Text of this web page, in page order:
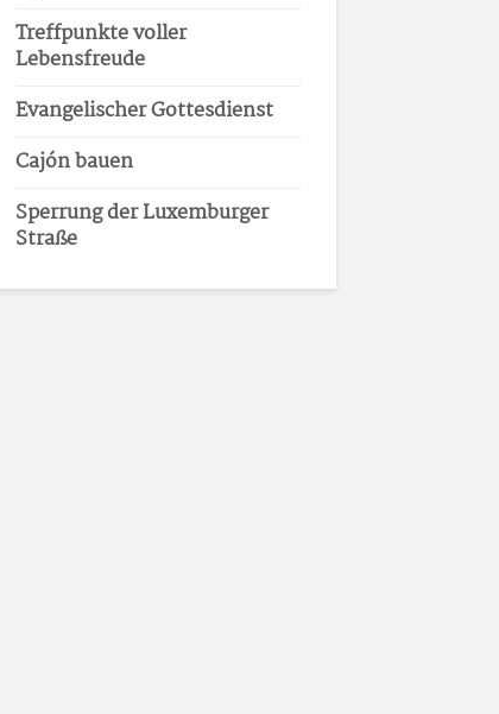
Treffpunkte voller
Lebensfreude
Evangelischer Gottesdienst
Cajón bauen
Sperrung der Luxemburger
Straße